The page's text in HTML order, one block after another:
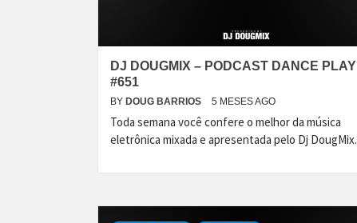
DJ DOUGMIX – PODCAST DANCE PLAY
#651
BY DOUG BARRIOS 5 MESES AGO
Toda semana você confere o melhor da música
eletrônica mixada e apresentada pelo Dj DougMix.